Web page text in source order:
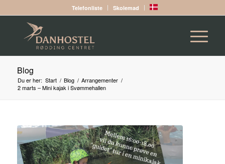
Telefonliste Skolemad
Blog
Du er her: Start / Blog / Arrangementer /
2 marts – Mini kajak i Svømmehallen